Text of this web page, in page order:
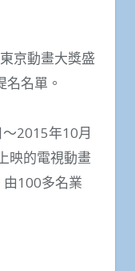
京動畫大獎盛
名單。
2015年10月
映的電視動畫
100多名業